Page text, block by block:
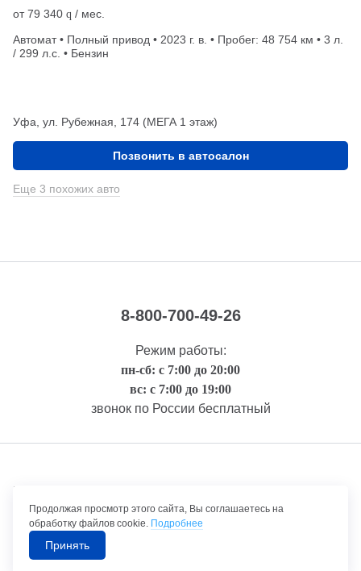
от79 340 q / мес.
Автомат • Полный привод • 2023 г. в. • Пробег: 48 754 км • 3 л.
/ 299 л.с. • Бензин
Уфа, ул. Рубежная, 174 (МЕГА 1 этаж)
Позвонить в автосалон
Еще 3 похожих авто
8-800-700-49-26
Режим работы:
пн-сб: с 7:00 до 20:00
вс: с 7:00 до 19:00
звонок по России бесплатный
Правовая информация
©1992-2026 ТрансТехСервис – продажа и обслуживание автомобилей.
Продолжая просмотр этого сайта, Вы соглашаетесь на
обработку файлов cookie. Подробнее
Принять